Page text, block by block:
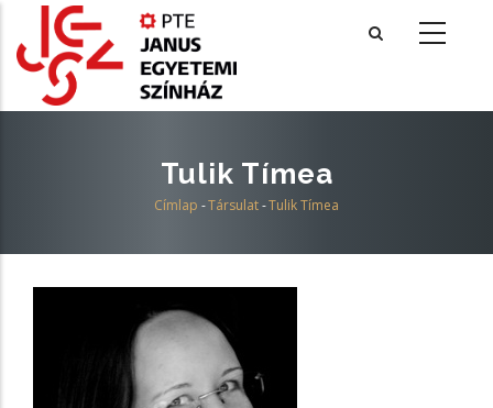
tartalomra
Tulik Tímea
Címlap -Társulat-Tulik Tímea